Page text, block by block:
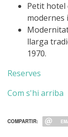
Petit hotel
modernes
llarga
1970.
Reserves
Com s'hi arriba
COMPARTIR: